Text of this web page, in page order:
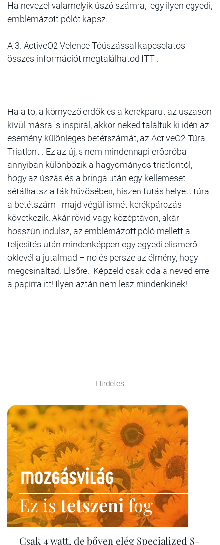
Ha nevezel valamelyik úszó számra, egy ilyen egyedi,
emblémázott pólót kapsz.
A 3. ActiveO2 Velence Tóúszással kapcsolatos
összes információt megtalálhatod ITT .
Ha a tó, a környező erdők és a kerékpárút az úszáson
kívül másra is inspirál, akkor neked találtuk ki idén az
esemény különleges betétszámát, az ActiveO2 Túra
Triatlont . Ez az új, s nem mindennapi erőpróba
annyiban különbözik a hagyományos triatlontól,
hogy az úszás és a bringa után egy kellemeset
sétálhatsz a fák hűvösében, hiszen futás helyett túra
a betétszám - majd végül ismét kerékpározás
következik. Akár rövid vagy középtávon, akár
hosszún indulsz, az emblémázott póló mellett a
teljesítés után mindenképpen egy egyedi elismerő
oklevél a jutalmad – no és persze az élmény, hogy
megcsináltad. Elsőre. Képzeld csak oda a neved erre
a papírra itt! Ilyen aztán nem lesz mindenkinek!
Hirdetés
Ez istetszenifog
Csak 4 watt, de bőven elég Specialized S-